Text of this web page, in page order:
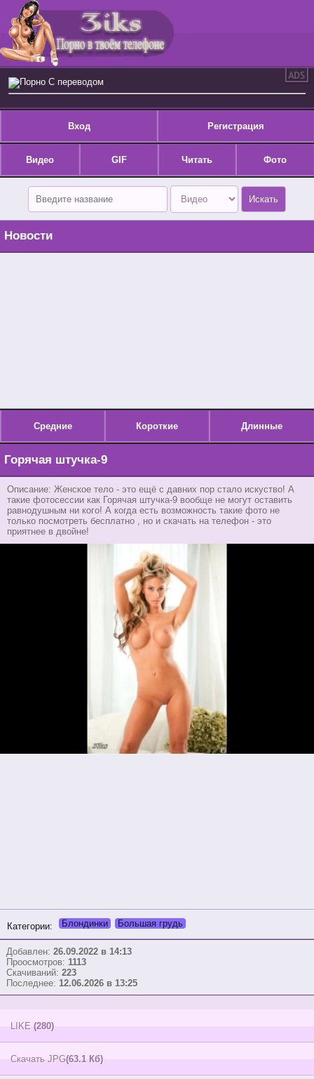
Порно С переводом
Вход Регистрация
Видео GIF Читать Фото
Новости
Средние Короткие Длинные
Горячая штучка-9
Описание: Женское тело - это ещё с давних пор стало искуство! А
такие фотосессии как Горячая штучка-9 вообще не могут оставить
равнодушным ни кого! А когда есть возможность такие фото не
только посмотреть бесплатно , но и скачать на телефон - это
приятнее в двойне!
Категории: Блондинки Большая грудь
Добавлен: 26.09.2022 в 14:13
Проосмотров: 1113
Скачиваний: 223
Последнее: 12.06.2026 в 13:25
LIKE (280)
Скачать JPG(63.1 Кб)